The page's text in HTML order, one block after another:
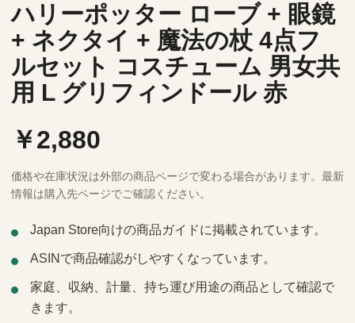
ハリーポッター ローブ + 眼鏡
+ ネクタイ + 魔法の杖 4点フ
ルセット コスチューム 男女共
用 L グリフィンドール 赤
￥2,880
価格や在庫状況は外部の商品ページで変わる場合があります。最新
情報は購入先ページでご確認ください。
Japan Store向けの商品ガイドに掲載されています。
ASINで商品確認がしやすくなっています。
家庭、収納、計量、持ち運び用途の商品として確認で
きます。